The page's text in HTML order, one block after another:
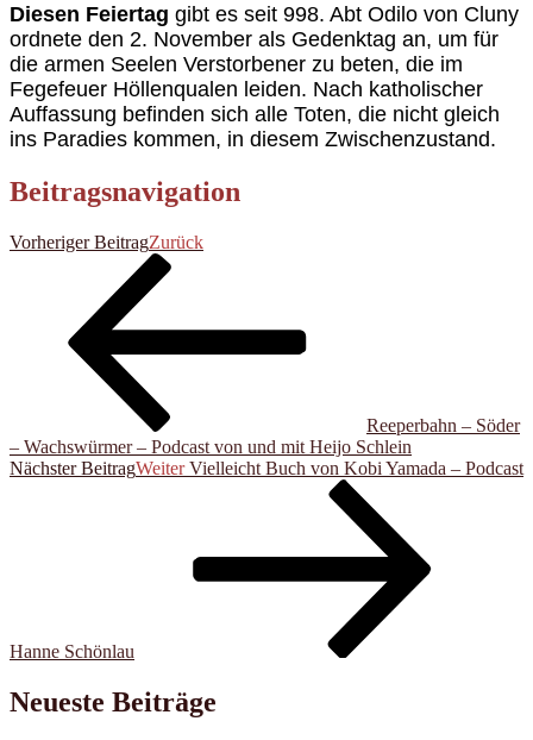
Diesen Feiertag gibt es seit 998. Abt Odilo von Cluny
ordnete den 2. November als Gedenktag an, um für
die armen Seelen Verstorbener zu beten, die im
Fegefeuer Höllenqualen leiden. Nach katholischer
Auffassung befinden sich alle Toten, die nicht gleich
ins Paradies kommen, in diesem Zwischenzustand.
Beitragsnavigation
Vorheriger BeitragZurück
Reeperbahn – Söder
– Wachswürmer – Podcast von und mit Heijo Schlein
Nächster BeitragWeiter Vielleicht Buch von Kobi Yamada – Podcast
Hanne Schönlau
Neueste Beiträge